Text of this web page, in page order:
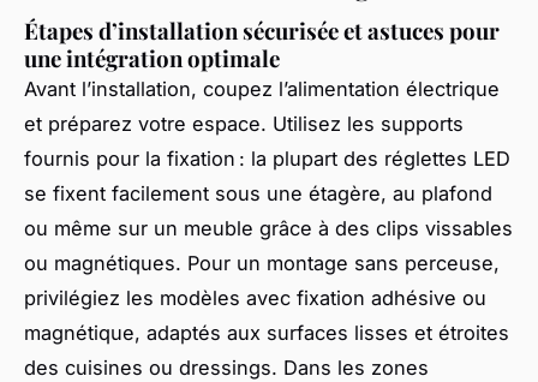
Étapes d’installation sécurisée et astuces pour
une intégration optimale
Avant l’installation, coupez l’alimentation électrique
et préparez votre espace. Utilisez les supports
fournis pour la fixation : la plupart des réglettes LED
se fixent facilement sous une étagère, au plafond
ou même sur un meuble grâce à des clips vissables
ou magnétiques. Pour un montage sans perceuse,
privilégiez les modèles avec fixation adhésive ou
magnétique, adaptés aux surfaces lisses et étroites
des cuisines ou dressings. Dans les zones